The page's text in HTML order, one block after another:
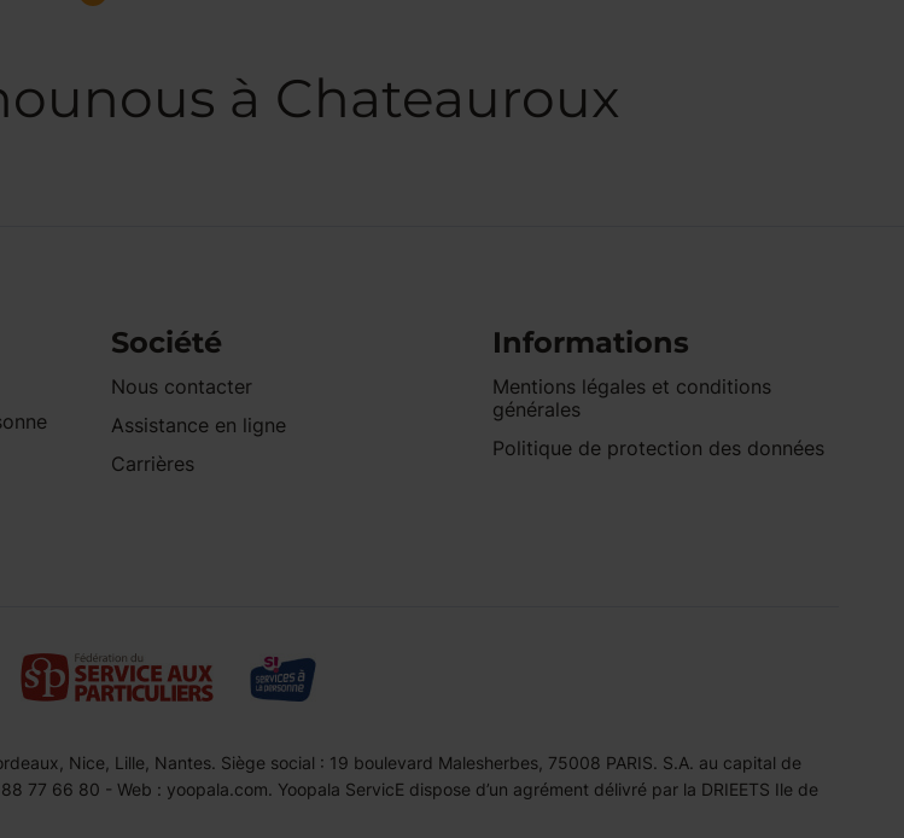
à Chateauroux
Société
Nous contacter
Assistance en ligne
Carrières
Informations
Mentions légales et conditions
générales
Politique de protection des données
Nice, Lille, Nantes. Siège social : 19 boulevard Malesherbes, 75008 PARIS. S.A. au capital de
66 80 - Web : yoopala.com. Yoopala ServicE dispose d’un agrément délivré par la DRIEETS Ile de